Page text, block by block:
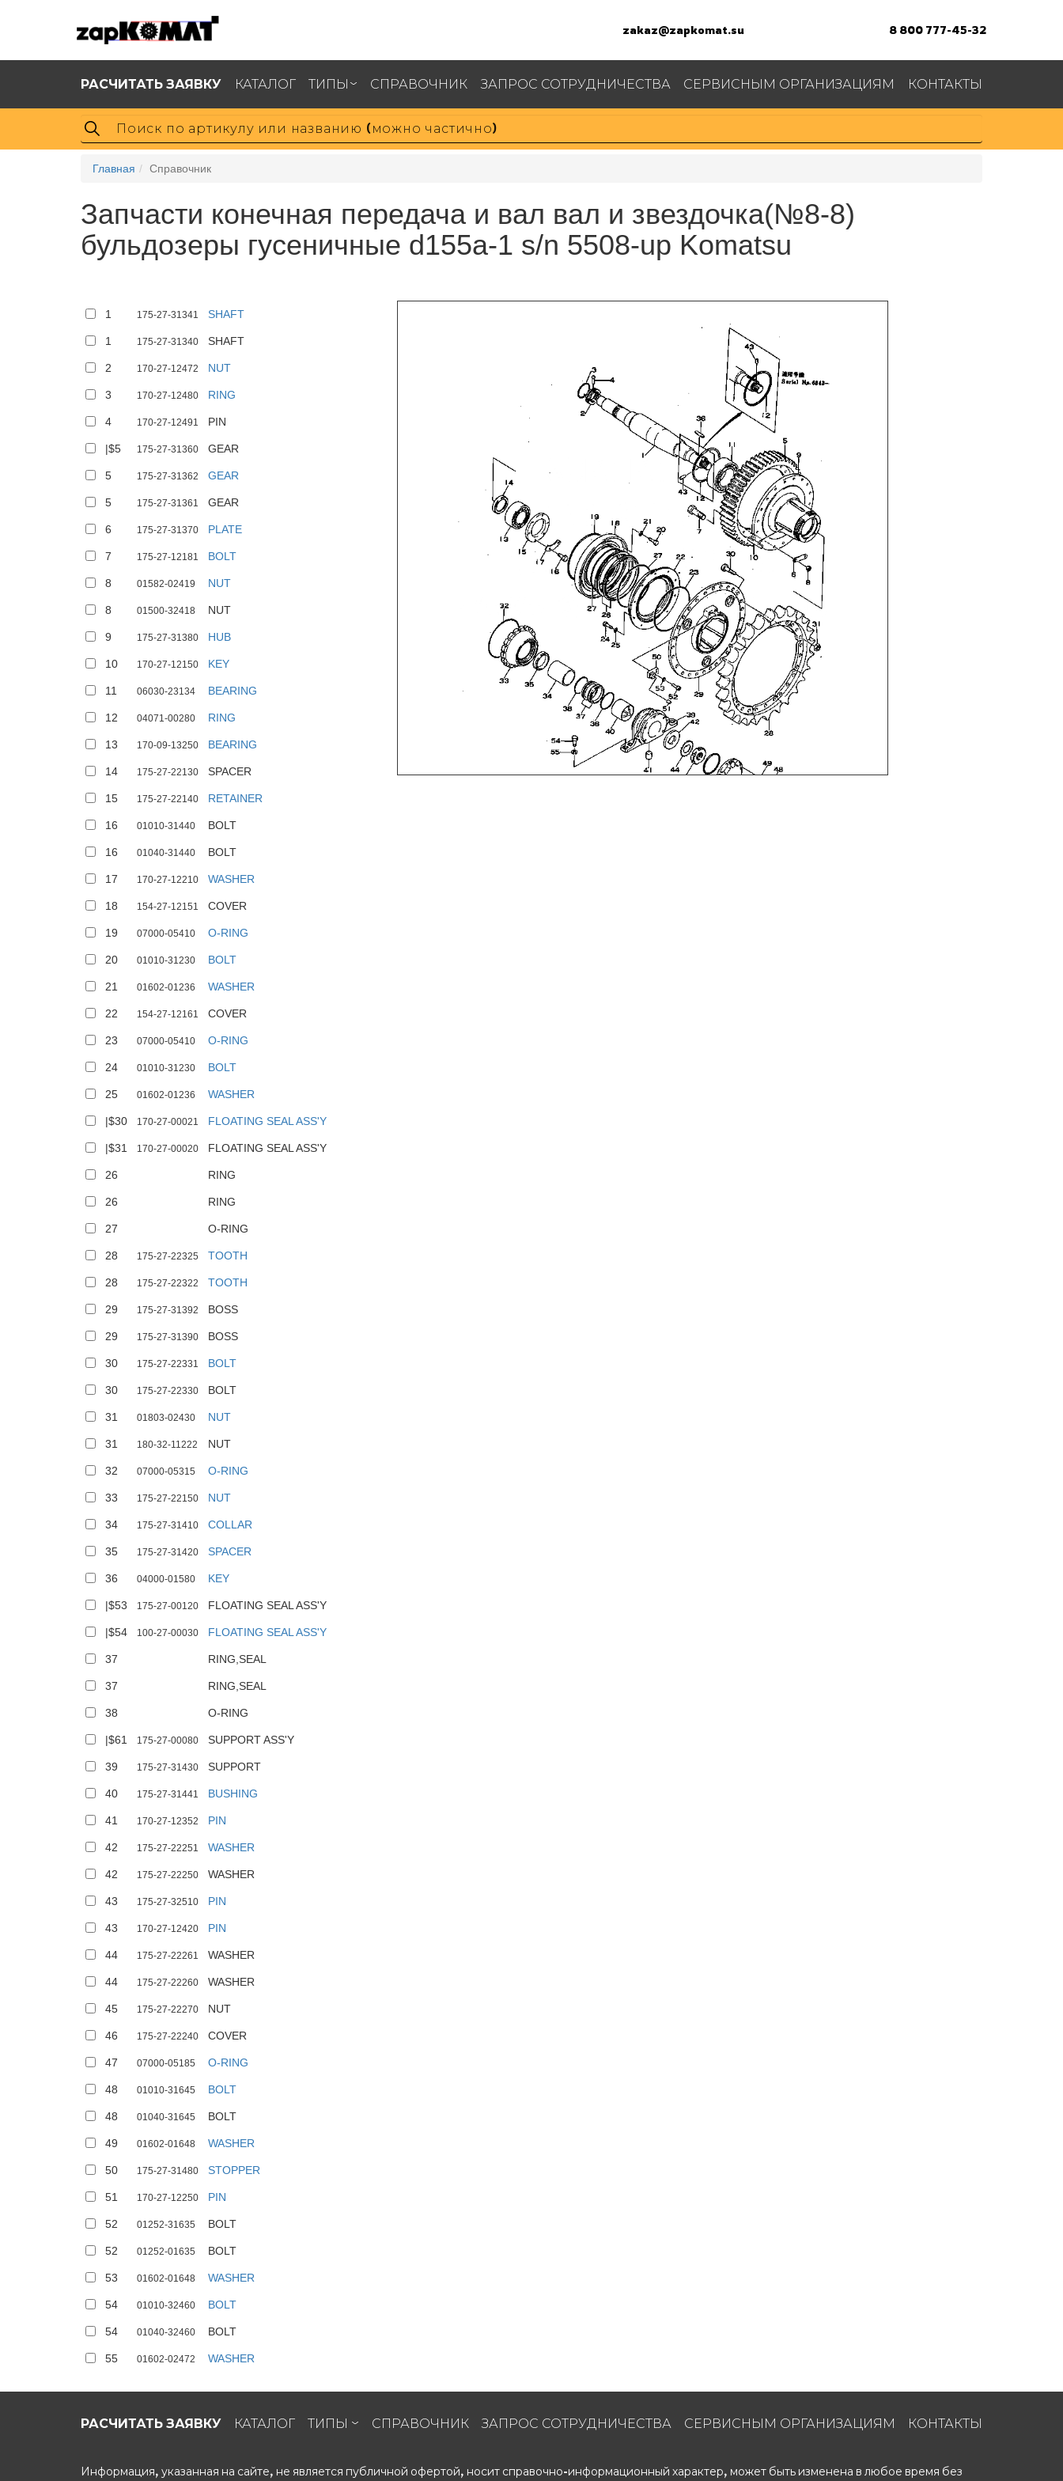
zakaz@zapkomat.su 8 800 777-45-32
РАСЧИТАТЬ ЗАЯВКУ КАТАЛОГ ТИПЫ СПРАВОЧНИК ЗАПРОС СОТРУДНИЧЕСТВА СЕРВИСНЫМ ОРГАНИЗАЦИЯМ КОНТАКТЫ
Главная Справочник
Запчасти конечная передача и вал вал и звездочка(№8-8)
бульдозеры гусеничные d155a-1 s/n 5508-up Komatsu
1 175-27-31341 SHAFT
1 175-27-31340 SHAFT
2 170-27-12472 NUT
3 170-27-12480 RING
4 170-27-12491 PIN
|$5 175-27-31360 GEAR
5 175-27-31362 GEAR
5 175-27-31361 GEAR
6 175-27-31370 PLATE
7 175-27-12181 BOLT
8 01582-02419 NUT
8 01500-32418 NUT
9 175-27-31380 HUB
10 170-27-12150 KEY
11 06030-23134 BEARING
12 04071-00280 RING
13 170-09-13250 BEARING
14 175-27-22130 SPACER
15 175-27-22140 RETAINER
16 01010-31440 BOLT
16 01040-31440 BOLT
17 170-27-12210 WASHER
18 154-27-12151 COVER
19 07000-05410 O-RING
20 01010-31230 BOLT
21 01602-01236 WASHER
22 154-27-12161 COVER
23 07000-05410 O-RING
24 01010-31230 BOLT
25 01602-01236 WASHER
|$30 170-27-00021 FLOATING SEAL ASS'Y
|$31 170-27-00020 FLOATING SEAL ASS'Y
26 RING
26 RING
27 O-RING
28 175-27-22325 TOOTH
28 175-27-22322 TOOTH
29 175-27-31392 BOSS
29 175-27-31390 BOSS
30 175-27-22331 BOLT
30 175-27-22330 BOLT
31 01803-02430 NUT
31 180-32-11222 NUT
32 07000-05315 O-RING
33 175-27-22150 NUT
34 175-27-31410 COLLAR
35 175-27-31420 SPACER
36 04000-01580 KEY
|$53 175-27-00120 FLOATING SEAL ASS'Y
|$54 100-27-00030 FLOATING SEAL ASS'Y
37 RING,SEAL
37 RING,SEAL
38 O-RING
|$61 175-27-00080 SUPPORT ASS'Y
39 175-27-31430 SUPPORT
40 175-27-31441 BUSHING
41 170-27-12352 PIN
42 175-27-22251 WASHER
42 175-27-22250 WASHER
43 175-27-32510 PIN
43 170-27-12420 PIN
44 175-27-22261 WASHER
44 175-27-22260 WASHER
45 175-27-22270 NUT
46 175-27-22240 COVER
47 07000-05185 O-RING
48 01010-31645 BOLT
48 01040-31645 BOLT
49 01602-01648 WASHER
50 175-27-31480 STOPPER
51 170-27-12250 PIN
52 01252-31635 BOLT
52 01252-01635 BOLT
53 01602-01648 WASHER
54 01010-32460 BOLT
54 01040-32460 BOLT
55 01602-02472 WASHER
РАСЧИТАТЬ ЗАЯВКУ КАТАЛОГ ТИПЫ СПРАВОЧНИК ЗАПРОС СОТРУДНИЧЕСТВА СЕРВИСНЫМ ОРГАНИЗАЦИЯМ КОНТАКТЫ
Информация, указанная на сайте, не является публичной офертой, носит справочно-информационный характер, может быть изменена в любое время без